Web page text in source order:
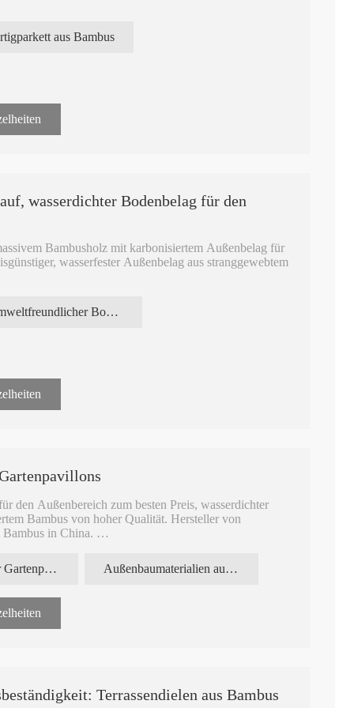
Dichte für den Außenbereich. Terrassenbelag aus
geriffelten Seiten, der sich mit Edelstahlklammern
Co-Extrusions-Terrassenbeläge, Terrassendielen aus
aus Bambus
wasserdichter Bodenbelag für den
Bambusholz mit karbonisiertem Außenbelag für
wasserfester Außenbelag aus stranggewebtem
Außenbereich, mit leicht gewellter
zur Befestigung mit verdeckten Klammern.
Bambus für den Bodenbelag im Außenbereich, mit
Umweltfreundlicher Bodenbelag für den Außenbereich
den Außenbereich zum besten Preis, wasserdichter
Bambus von hoher Qualität. Hersteller von
Bambus in China.
für den Außenbereich mit natürlicher, karbonisierter,
Seiten, die sich einfach mit Edelstahlklammern
stranggewebter, glänzender, wasserdichter
formaldehydfreier Bambusbodenbelag nach
Bodenbelag für Gartenpavillon Außenbaumaterialien aus Bambus
Terrassendielen aus Bambus